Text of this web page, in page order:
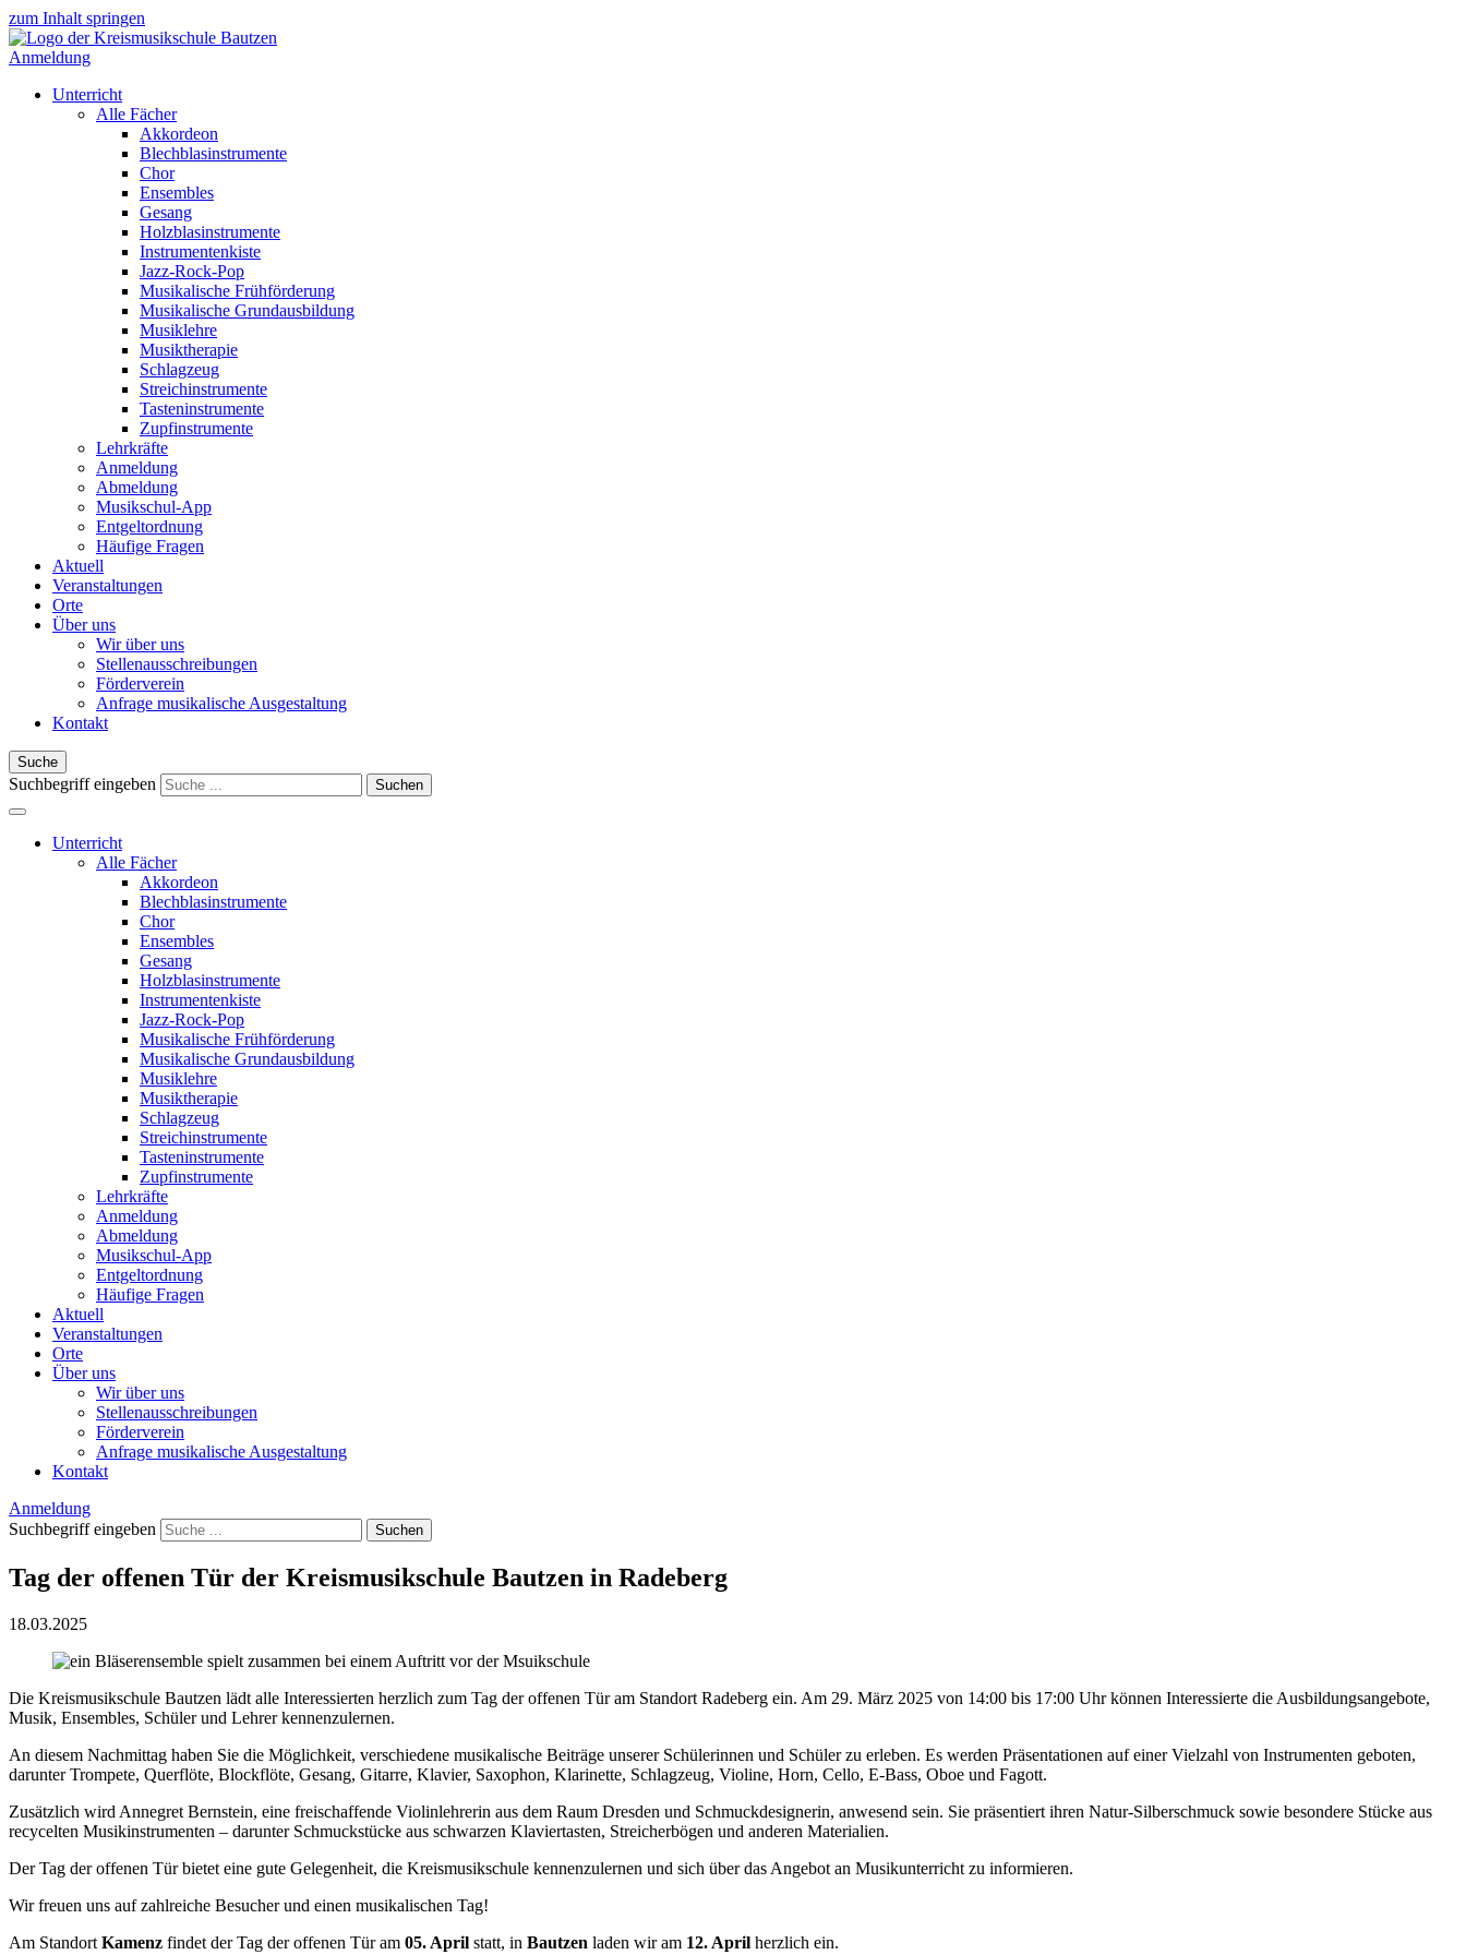
zum Inhalt springen
Anmeldung
Unterricht
Alle Fächer
Akkordeon
Blechblasinstrumente
Chor
Ensembles
Gesang
Holzblasinstrumente
Instrumentenkiste
Jazz-Rock-Pop
Musikalische Frühförderung
Musikalische Grundausbildung
Musiklehre
Musiktherapie
Schlagzeug
Streichinstrumente
Tasteninstrumente
Zupfinstrumente
Lehrkräfte
Anmeldung
Abmeldung
Musikschul-App
Entgeltordnung
Häufige Fragen
Aktuell
Veranstaltungen
Orte
Über uns
Wir über uns
Stellenausschreibungen
Förderverein
Anfrage musikalische Ausgestaltung
Kontakt
Suche
Suchbegriff eingeben Suchen
Unterricht
Alle Fächer
Akkordeon
Blechblasinstrumente
Chor
Ensembles
Gesang
Holzblasinstrumente
Instrumentenkiste
Jazz-Rock-Pop
Musikalische Frühförderung
Musikalische Grundausbildung
Musiklehre
Musiktherapie
Schlagzeug
Streichinstrumente
Tasteninstrumente
Zupfinstrumente
Lehrkräfte
Anmeldung
Abmeldung
Musikschul-App
Entgeltordnung
Häufige Fragen
Aktuell
Veranstaltungen
Orte
Über uns
Wir über uns
Stellenausschreibungen
Förderverein
Anfrage musikalische Ausgestaltung
Kontakt
Anmeldung
Suchbegriff eingeben
Suchen
Tag der offenen Tür der Kreismusikschule Bautzen in Radeberg
18.03.2025
Die Kreismusikschule Bautzen lädt alle Interessierten herzlich zum Tag der offenen Tür am Standort Radeberg ein. Am 29. März 2025 von 14:00 bis 17:00 Uhr können Interessierte die Ausbildungsangebote,
Musik, Ensembles, Schüler und Lehrer kennenzulernen.
An diesem Nachmittag haben Sie die Möglichkeit, verschiedene musikalische Beiträge unserer Schülerinnen und Schüler zu erleben. Es werden Präsentationen auf einer Vielzahl von Instrumenten geboten,
darunter Trompete, Querflöte, Blockflöte, Gesang, Gitarre, Klavier, Saxophon, Klarinette, Schlagzeug, Violine, Horn, Cello, E-Bass, Oboe und Fagott.
Zusätzlich wird Annegret Bernstein, eine freischaffende Violinlehrerin aus dem Raum Dresden und Schmuckdesignerin, anwesend sein. Sie präsentiert ihren Natur-Silberschmuck sowie besondere Stücke aus
recycelten Musikinstrumenten – darunter Schmuckstücke aus schwarzen Klaviertasten, Streicherbögen und anderen Materialien.
Der Tag der offenen Tür bietet eine gute Gelegenheit, die Kreismusikschule kennenzulernen und sich über das Angebot an Musikunterricht zu informieren.
Wir freuen uns auf zahlreiche Besucher und einen musikalischen Tag!
Am Standort Kamenz findet der Tag der offenen Tür am 05. April statt, in Bautzen laden wir am 12. April herzlich ein.